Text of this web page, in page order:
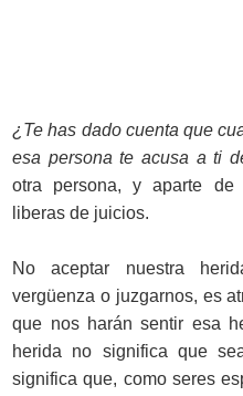
¿Te has dado cuenta que
esa persona te acusa a ti
otra persona, y aparte de
liberas de juicios.
No aceptar nuestra
vergüenza o juzgarnos, es
que nos harán sentir esa
herida no significa que
significa que, como seres